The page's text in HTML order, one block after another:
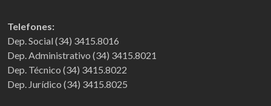
Telefones:
Dep. Social (34) 3415.8016
Dep. Administrativo (34) 3415.8021
Dep. Técnico (34) 3415.8022
Dep. Jurídico (34) 3415.8025